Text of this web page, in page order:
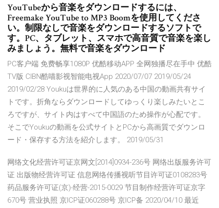
YouTubeから音楽をダウンロードするには、
Freemake YouTube to MP3 Boomを使用してくださ
い。制限なしで音楽をダウンロードするソフトで
す。PC、タブレット、スマホで高音質で音楽を楽し
みましょう。無料で音楽をダウンロード
PC客户端 免费畅享1080P 优酷移动APP 全网独播尽在手中 优酷
TV版 CIBN酷喵影视智能电视App 2020/07/07 2019/05/24
2019/02/28 Youkuは世界的に人気のある中国の動画共有サイ
トです。折角ならダウンロードしてゆっくり楽しみたいとこ
ろですが、サイト内はすべて中国語のため操作が心配です。
そこでYoukuの動画を公式サイトとPCから高画質でダウンロ
ード・保存する方法を紹介します。 2019/05/31
网络文化经营许可证京网文[2014]0934-236号 网络出版服务许可
证 出版物经营许可证 信息网络传播视听节目许可证0108283号
药品服务许可证(京)-经营-2015-0029 节目制作经营许可证京字
670号 营业执照 京ICP证060288号 京ICP备 2020/04/10 最近